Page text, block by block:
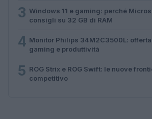
3 Windows 11 e gaming: perché
consigli su 32 GB di RAM
4 Monitor Philips 34M2C3500L:
gaming e produttività
5 ROG Strix e ROG Swift: le nuove
competitivo